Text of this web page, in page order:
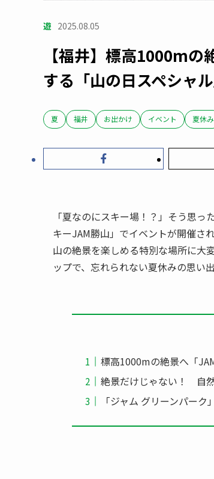
遊 2025.08.05
【福井】標高1000m
する「山の日スペシャル
夏 福井 お出かけ イベント 夏休み
「夏なのにスキー場！？」そう思
キーJAM勝山」でイベントが開催さ
山の絶景を楽しめる特別な場所に
ップで、忘れられない夏休みの思い
標高1000mの絶景へ「
絶景だけじゃない！ 自
「ジャム グリーンパーク